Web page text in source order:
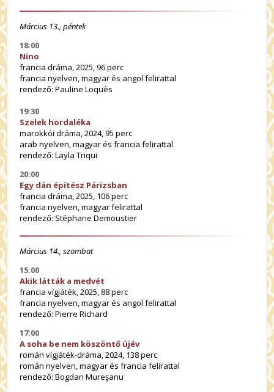
Március 13., péntek
18:00
Nino
francia dráma, 2025, 96 perc
francia nyelven, magyar és angol felirattal
rendező: Pauline Loquès
19:30
Szelek hordaléka
marokkói dráma, 2024, 95 perc
arab nyelven, magyar és francia felirattal
rendező: Layla Triqui
20:00
Egy dán építész Párizsban
francia dráma, 2025, 106 perc
francia nyelven, magyar felirattal
rendező: Stéphane Demoustier
Március 14., szombat
15:00
Akik látták a medvét
francia vígjáték, 2025, 88 perc
francia nyelven, magyar és angol felirattal
rendező: Pierre Richard
17:00
A soha be nem köszöntő újév
román vígjáték-dráma, 2024, 138 perc
román nyelven, magyar és francia felirattal
rendező: Bogdan Mureşanu